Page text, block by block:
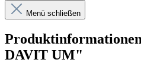
Menü schließen
DAVIT UM"